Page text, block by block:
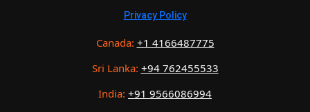
Privacy Policy
Canada: +1 4166487775
Sri Lanka: +94 762455533
India: +91 9566086994